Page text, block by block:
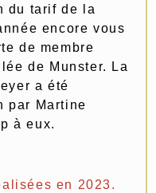
du tarif de la
encore vous
de membre
de Munster. La
a été
par Martine
à eux.
en 2023.